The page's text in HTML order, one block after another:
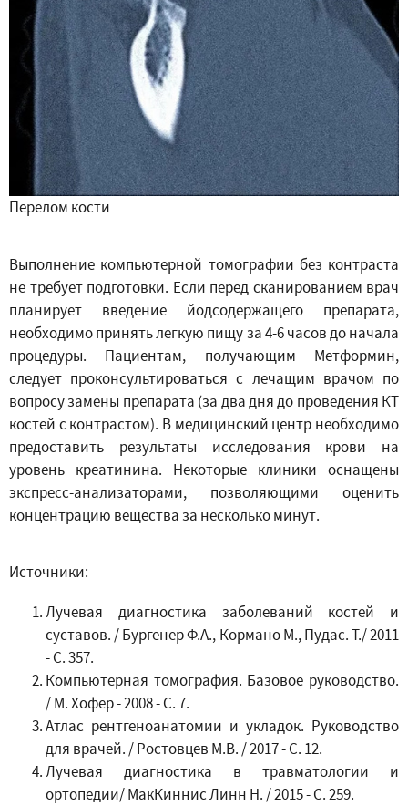
Перелом кости
Выполнение компьютерной томографии без контраста
не требует подготовки. Если перед сканированием врач
планирует введение йодсодержащего препарата,
необходимо принять легкую пищу за 4-6 часов до начала
процедуры. Пациентам, получающим Метформин,
следует проконсультироваться с лечащим врачом по
вопросу замены препарата (за два дня до проведения КТ
костей с контрастом). В медицинский центр необходимо
предоставить результаты исследования крови на
уровень креатинина. Некоторые клиники оснащены
экспресс-анализаторами, позволяющими оценить
концентрацию вещества за несколько минут.
Источники:
Лучевая диагностика заболеваний костей и
суставов. / Бургенер Ф.А., Кормано М., Пудас. Т./ 2011
- С. 357.
Компьютерная томография. Базовое руководство.
/ М. Хофер - 2008 - С. 7.
Атлас рентгеноанатомии и укладок. Руководство
для врачей. / Ростовцев М.В. / 2017 - С. 12.
Лучевая диагностика в травматологии и
ортопедии/ МакКиннис Линн Н. / 2015 - С. 259.